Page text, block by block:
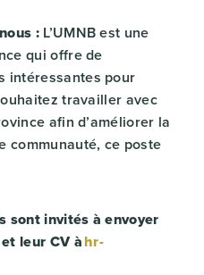
:L’UMNB est une
qui offre de
intéressantes pour
travailler avec
afin d’améliorer la
communauté, ce poste
sont invités à envoyer
leur CV àhr-